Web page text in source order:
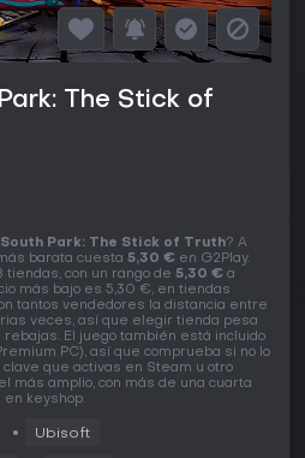
The Stick of
South Park: The Stick of Truth? A
barata cuesta 5,30 € en G2Play.
tiendas, con un rango de 5,30 € a
más bajo es 5,30 €, en tiendas
tantos vendedores la distancia entre
veces, así que elegir tienda pesa
El juego también está incluido
PC), así que comprueba si no lo
que activas en Steam u otro
más amplio, con más de una cuarta
en keyshop.
Ubisoft